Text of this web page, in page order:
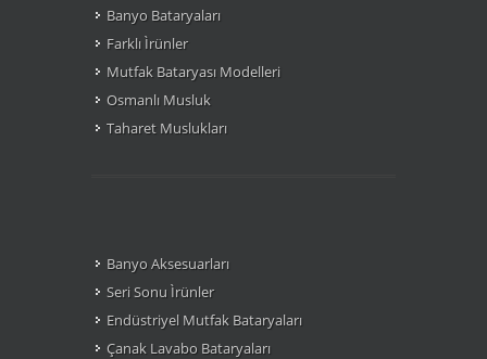
Banyo Bataryaları
Farklı Ìrünler
Mutfak Bataryası Modelleri
Osmanlı Musluk
Taharet Muslukları
Banyo Aksesuarları
Seri Sonu Ìrünler
Endüstriyel Mutfak Bataryaları
Çanak Lavabo Bataryaları